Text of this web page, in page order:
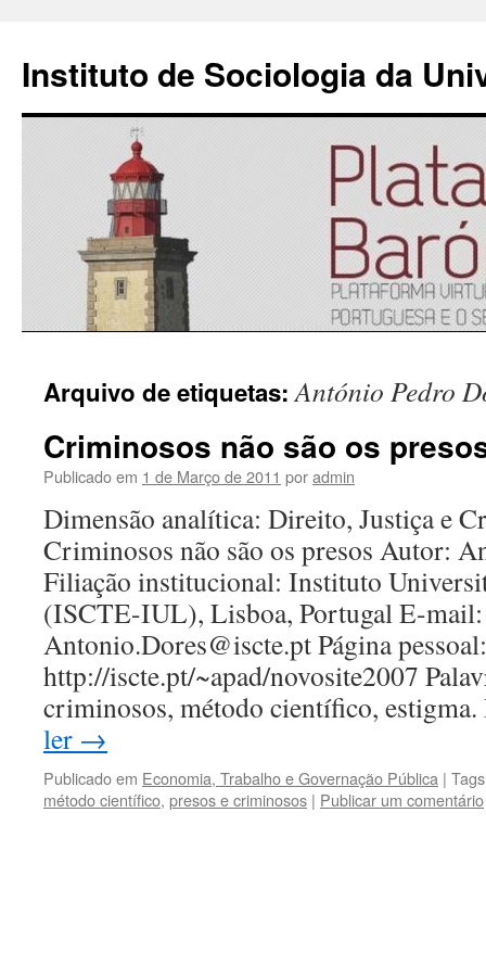
Instituto de Sociologia da
para
conteúdo
Arquivo de etiquetas:António Pedro
Criminosos não são os
Publicado em 1 de Março de 2011 poradmin
Dimensão analítica: Direito, Justiça e
Criminosos não são os presos Autor:
Filiação institucional: Instituto
(ISCTE-IUL), Lisboa, Portugal E-mail:
Antonio.Dores@iscte.pt Página pessoal:
http://iscte.pt/~apad/novosite2007
criminosos, método científico,
ler →
Publicado em Economia, Trabalho e Governação Pública | Tags
método científico, presos e criminosos | Publicar um comentário